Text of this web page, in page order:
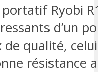
portatif Ryobi
d’un
qualité,
résistance